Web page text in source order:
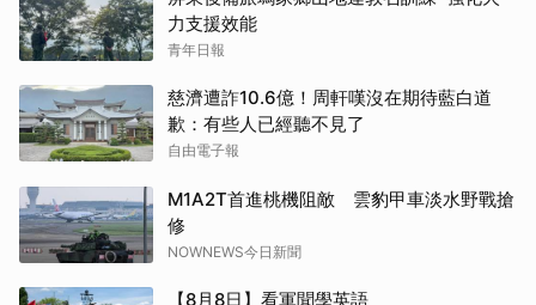
力支援效能
青年日報
慈濟遭詐10.6億！周軒嘆沒在期待藍白道
歉：有些人已經聽不見了
自由電子報
M1A2T首進桃機阻敵 雲豹甲車淡水野戰搶
修
NOWNEWS今日新聞
【8月8日】看軍聞學英語